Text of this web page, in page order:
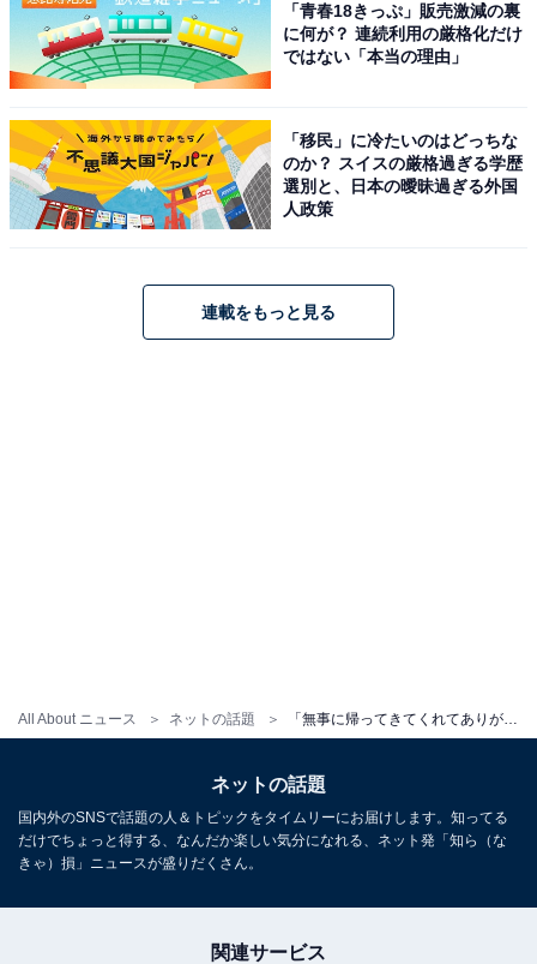
All About ニュース ネットの話題 「無事に帰ってきてくれてありがとう」川口葵、帰宅した夫・武尊を祝福「最強夫婦ダー」「幸せそう」
「青春18きっぷ」販売激減の裏
に何が？ 連続利用の厳格化だけ
ではない「本当の理由」
「移民」に冷たいのはどっちな
のか？ スイスの厳格過ぎる学歴
選別と、日本の曖昧過ぎる外国
人政策
連載をもっと見る
ネットの話題
国内外のSNSで話題の人＆トピックをタイムリーにお届けします。知ってる
だけでちょっと得する、なんだか楽しい気分になれる、ネット発「知ら（な
きゃ）損」ニュースが盛りだくさん。
関連サービス